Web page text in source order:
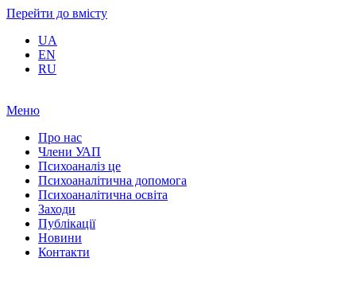
Перейти до вмісту
UA
EN
RU
Меню
Про нас
Члени УАП
Психоаналіз це
Психоаналітична допомога
Психоаналітична освіта
Заходи
Публікації
Новини
Контакти